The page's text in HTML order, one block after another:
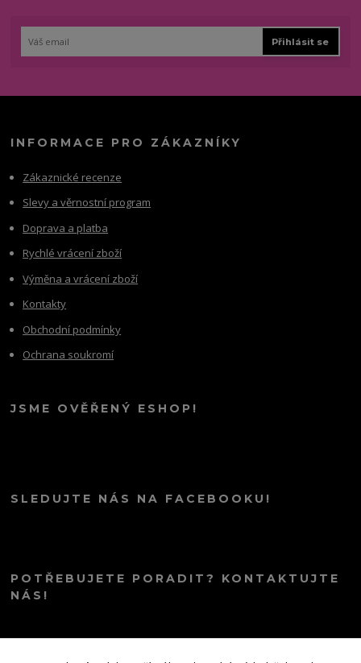
Přihlásit se
INFORMACE PRO ZÁKAZNÍKY
Zákaznické recenze
Slevy a věrnostní program
Doprava a platba
Rychlé vrácení zboží
Výměna a vrácení zboží
Kontakty
Obchodní podmínky
Ochrana soukromí
JSME OVĚŘENÝ ESHOP!
SLEDUJTE NÁS NA FACEBOOKU!
POTŘEBUJETE PORADIT? KONTAKTUJTE
NÁS!